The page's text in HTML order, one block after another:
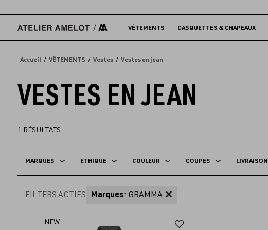
directement
contenu
VÊTEMENTS CASQUETTES & CHAPEAUX
Accueil VÊTEMENTS Vestes Vestes en jean
VESTES EN JEAN
1 RÉSULTATS
MARQUES ETHIQUE COULEUR COUPES LIVRAISON
FILTERS ACTIFS Marques: GRAMMA
NEW